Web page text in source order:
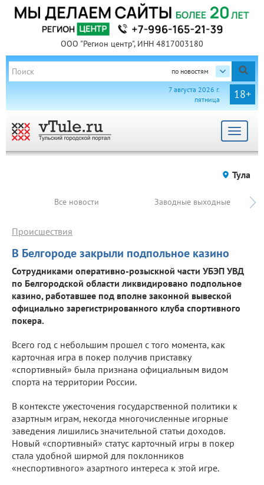
ООО "Регион центр", ИНН 4817003180
по новостям
18+
7 августа 2026 г.
пятница
Toggle
Тула
Все новости Заводные выходные
В Белгороде закрыли подпольное казино
Происшествия
Сотрудниками оперативно-розыскной части УБЭП УВД
по Белгородской области ликвидировано подпольное
казино, работавшее под вполне законной вывеской
официально зарегистрированного клуба спортивного
покера.
Всего год с небольшим прошел с того момента, как
карточная игра в покер получив приставку
«спортивный» была признана официальным видом
спорта на территории России.
В контексте ужесточения государственной политики к
азартным играм, некогда многочисленные игорные
заведения лишились значительной статьи доходов.
Новый «спортивный» статус карточный игры в покер
стала удобной ширмой для поклонников
«неспортивного» азартного интереса к этой игре.